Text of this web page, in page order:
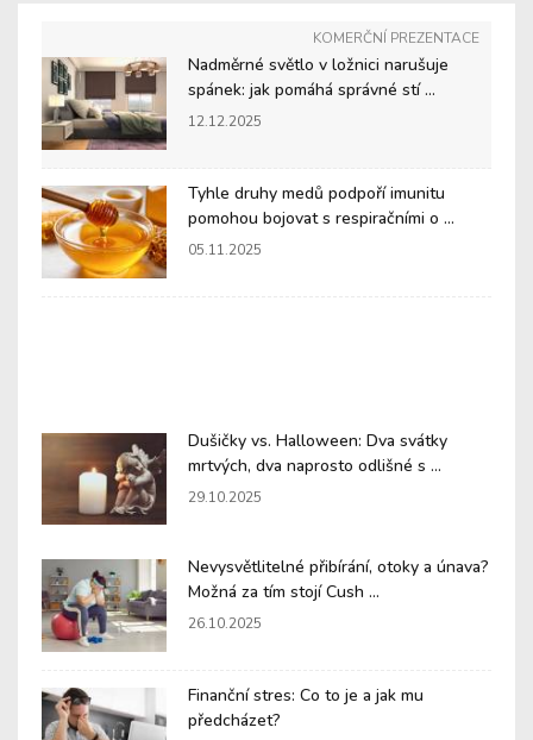
KOMERČNÍ PREZENTACE
Nadměrné světlo v ložnici narušuje
spánek: jak pomáhá správné stí ...
12.12.2025
Tyhle druhy medů podpoří imunitu
pomohou bojovat s respiračními o ...
05.11.2025
Dušičky vs. Halloween: Dva svátky
mrtvých, dva naprosto odlišné s ...
29.10.2025
Nevysvětlitelné přibírání, otoky a únava?
Možná za tím stojí Cush ...
26.10.2025
Finanční stres: Co to je a jak mu
předcházet?